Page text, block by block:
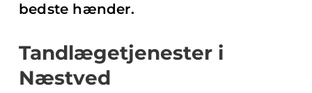
bedste hænder.
Tandlægetjenester i
Næstved